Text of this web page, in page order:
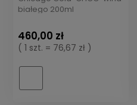
białego 200ml
460,00 zł
( 1 szt. = 76,67 zł )